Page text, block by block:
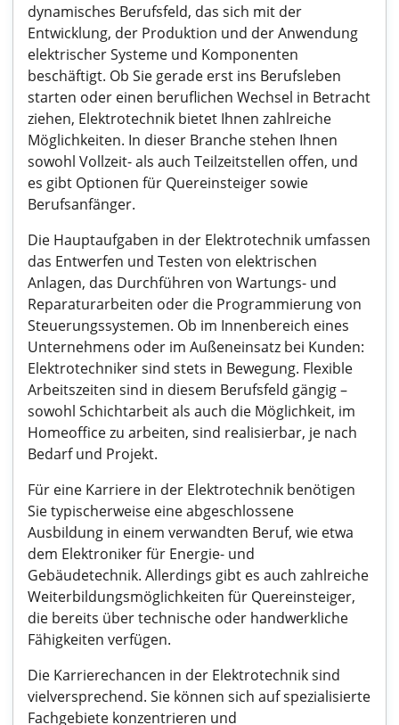
dynamisches Berufsfeld, das sich mit der
Entwicklung, der Produktion und der Anwendung
elektrischer Systeme und Komponenten
beschäftigt. Ob Sie gerade erst ins Berufsleben
starten oder einen beruflichen Wechsel in Betracht
ziehen, Elektrotechnik bietet Ihnen zahlreiche
Möglichkeiten. In dieser Branche stehen Ihnen
sowohl Vollzeit- als auch Teilzeitstellen offen, und
es gibt Optionen für Quereinsteiger sowie
Berufsanfänger.
Die Hauptaufgaben in der Elektrotechnik umfassen
das Entwerfen und Testen von elektrischen
Anlagen, das Durchführen von Wartungs- und
Reparaturarbeiten oder die Programmierung von
Steuerungssystemen. Ob im Innenbereich eines
Unternehmens oder im Außeneinsatz bei Kunden:
Elektrotechniker sind stets in Bewegung. Flexible
Arbeitszeiten sind in diesem Berufsfeld gängig –
sowohl Schichtarbeit als auch die Möglichkeit, im
Homeoffice zu arbeiten, sind realisierbar, je nach
Bedarf und Projekt.
Für eine Karriere in der Elektrotechnik benötigen
Sie typischerweise eine abgeschlossene
Ausbildung in einem verwandten Beruf, wie etwa
dem Elektroniker für Energie- und
Gebäudetechnik. Allerdings gibt es auch zahlreiche
Weiterbildungsmöglichkeiten für Quereinsteiger,
die bereits über technische oder handwerkliche
Fähigkeiten verfügen.
Die Karrierechancen in der Elektrotechnik sind
vielversprechend. Sie können sich auf spezialisierte
Fachgebiete konzentrieren und